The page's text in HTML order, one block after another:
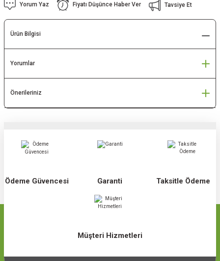
Yorum Yaz Fiyatı Düşünce Haber Ver Tavsiye Et
Ürün Bilgisi
Yorumlar
Önerileriniz
Ödeme Güvencesi Garanti Taksitle Ödeme
Müşteri Hizmetleri